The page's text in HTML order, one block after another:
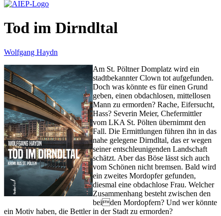
Tod im Dirndltal
Wolfgang Haydn
Am St. Pöltner Domplatz wird ein
stadtbekannter Clown tot aufgefunden.
Doch was könnte es für einen Grund
geben, einen obdachlosen, mittellosen
Mann zu ermorden? Rache, Eifersucht,
Hass? Severin Meier, Chefermittler
vom LKA St. Pölten übernimmt den
Fall. Die Ermittlungen führen ihn in das
nahe gelegene Dirndltal, das er wegen
seiner entschleunigenden Landschaft
schätzt. Aber das Böse lässt sich auch
vom Schönen nicht bremsen. Bald wird
ein zweites Mordopfer gefunden,
diesmal eine obdachlose Frau. Welcher
Zusammenhang besteht zwischen den
beiden Mordopfern? Und wer könnte
ein Motiv haben, die Bettler in der Stadt zu ermorden?